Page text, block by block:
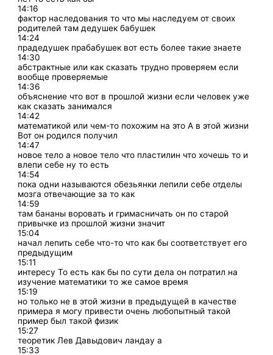
14:16
фактор наследования то что мы наследуем от своих
родителей там дедушек бабушек
14:24
прадедушек прабабушек вот есть более такие знаете
14:30
абстрактные или как сказать трудно проверяем если
вообще проверяемые
14:36
объяснение что вот в прошлой жизни если человек уже
как сказать занимался
14:42
математикой или чем-то похожим на это А в этой жизни
Вот он родился получил
14:47
новое тело а новое тело что пластилин что хочешь то и
влепи себе ну то есть
14:54
пока одни называются обезьянки лепили себе отделы
мозга отвечающие за то как
14:59
там бананы воровать и гримасничать он по старой
привычке из прошлой жизни значит
15:04
начал лепить себе что-то что как бы соответствует его
предыдущим
15:11
интересу То есть как бы по сути дела он потратил на
изучение математики то же самое время
15:19
но только не в этой жизни в предыдущей в качестве
примера я могу привести очень любопытный такой
пример был такой физик
15:27
теоретик Лев Давыдович ландау а
15:33